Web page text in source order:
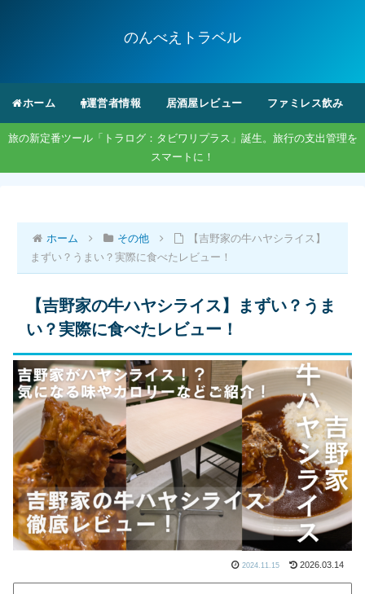
のんべえトラベル
ホーム 運営者情報 居酒屋レビュー ファミレス飲み
旅の新定番ツール「トラログ：タビワリプラス」誕生。旅行の支出管理を
スマートに！
ホーム その他
【吉野家の牛ハヤシライス】
まずい？うまい？実際に食べたレビュー！
【吉野家の牛ハヤシライス】まずい？うま
い？実際に食べたレビュー！
2024.11.15 2026.03.14